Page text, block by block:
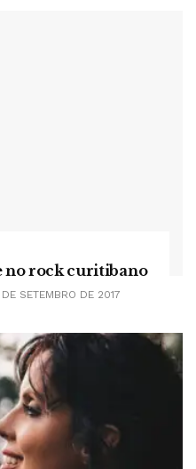
no rock curitibano
SETEMBRO DE 2017